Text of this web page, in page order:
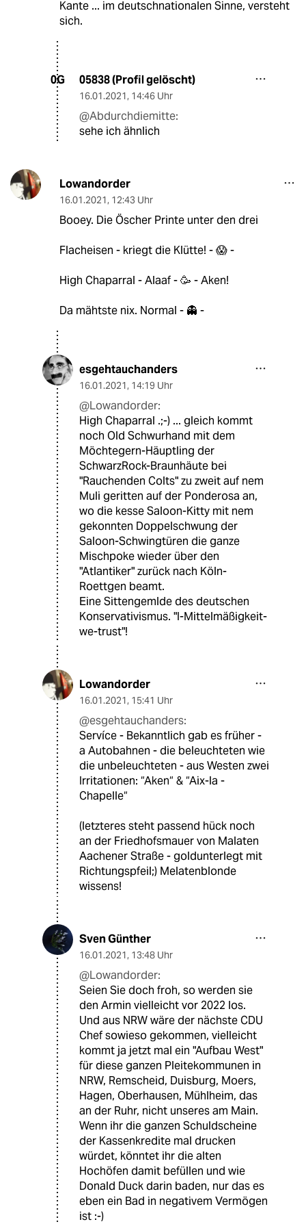
Kante ... im deutschnationalen Sinne, versteht
sich.
0G 05838 (Profil gelöscht)
16.01.2021, 14:46 Uhr
@Abdurchdiemitte:
sehe ich ähnlich
Lowandorder
16.01.2021, 12:43 Uhr
Booey. Die Öscher Printe unter den drei
Flacheisen - kriegt die Klütte! - 😱 -
High Chaparral - Alaaf - 🥳 - Aken!
Da mähtste nix. Normal - 👻 -
esgehtauchanders
16.01.2021, 14:19 Uhr
@Lowandorder:
High Chaparral .;-) ... gleich kommt
noch Old Schwurhand mit dem
Möchtegern-Häuptling der
SchwarzRock-Braunhäute bei
"Rauchenden Colts" zu zweit auf nem
Muli geritten auf der Ponderosa an,
wo die kesse Saloon-Kitty mit nem
gekonnten Doppelschwung der
Saloon-Schwingtüren die ganze
Mischpoke wieder über den
"Atlantiker" zurück nach Köln-
Roettgen beamt.
Eine Sittengemlde des deutschen
Konservativismus. "I-Mittelmäßigkeit-
we-trust"!
Lowandorder
16.01.2021, 15:41 Uhr
@esgehtauchanders:
Servíce - Bekanntlich gab es früher -
a Autobahnen - die beleuchteten wie
die unbeleuchteten - aus Westen zwei
Irritationen: “Aken“ & “Aix-la -
Chapelle“
(letzteres steht passend hück noch
an der Friedhofsmauer von Malaten
Aachener Straße - goldunterlegt mit
Richtungspfeil;) Melatenblonde
wissens!
Sven Günther
16.01.2021, 13:48 Uhr
@Lowandorder:
Seien Sie doch froh, so werden sie
den Armin vielleicht vor 2022 los.
Und aus NRW wäre der nächste CDU
Chef sowieso gekommen, vielleicht
kommt ja jetzt mal ein "Aufbau West"
für diese ganzen Pleitekommunen in
NRW, Remscheid, Duisburg, Moers,
Hagen, Oberhausen, Mühlheim, das
an der Ruhr, nicht unseres am Main.
Wenn ihr die ganzen Schuldscheine
der Kassenkredite mal drucken
würdet, könntet ihr die alten
Hochöfen damit befüllen und wie
Donald Duck darin baden, nur das es
eben ein Bad in negativem Vermögen
ist :-)